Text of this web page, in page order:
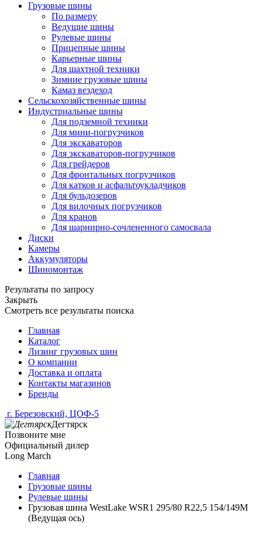
Грузовые шины
По размеру
Ведущие шины
Рулевые шины
Прицепные шины
Карьерные шины
Для шахтной техники
Зимние грузовые шины
Камаз вездеход
Сельскохозяйственные шины
Индустриальные шины
Для подземной техники
Для мини-погрузчиков
Для экскаваторов
Для экскаваторов-погрузчиков
Для грейдеров
Для фронтальных погрузчиков
Для катков и асфальтоукладчиков
Для бульдозеров
Для вилочных погрузчиков
Для кранов
Для шарнирно-сочлененного самосвала
Диски
Камеры
Аккумуляторы
Шиномонтаж
Результаты по запросу
Закрыть
Смотреть все результаты поиска
Главная
Каталог
Лизинг грузовых шин
О компании
Доставка и оплата
Контакты магазинов
Бренды
г. Березовский, ЦОФ-5
Дегтярск
Позвоните мне
Официальный дилер
Long March
Главная
Грузовые шины
Рулевые шины
Грузовая шина WestLake WSR1 295/80 R22,5 154/149M
(Ведущая ось)